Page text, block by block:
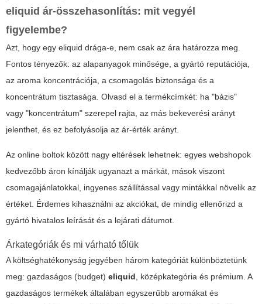
eliquid ár-összehasonlítás: mit vegyél
figyelembe?
Azt, hogy egy eliquid drága-e, nem csak az ára határozza meg.
Fontos tényezők: az alapanyagok minősége, a gyártó reputációja,
az aroma koncentrációja, a csomagolás biztonsága és a
koncentrátum tisztasága. Olvasd el a termékcímkét: ha "bázis"
vagy "koncentrátum" szerepel rajta, az más bekeverési arányt
jelenthet, és ez befolyásolja az ár-érték arányt.
Az online boltok között nagy eltérések lehetnek: egyes webshopok
kedvezőbb áron kínálják ugyanazt a márkát, mások viszont
csomagajánlatokkal, ingyenes szállítással vagy mintákkal növelik az
értéket. Érdemes kihasználni az akciókat, de mindig ellenőrizd a
gyártó hivatalos leírását és a lejárati dátumot.
Árkategóriák és mi várható tőlük
A költséghatékonyság jegyében három kategóriát különböztetünk
meg: gazdaságos (budget) eliquid, középkategória és prémium. A
gazdaságos termékek általában egyszerűbb aromákat és